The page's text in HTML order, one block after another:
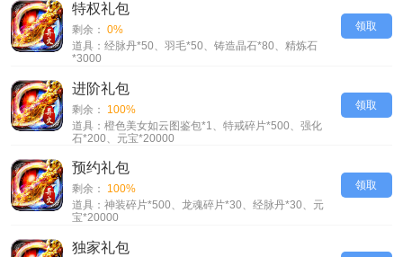
-结合了神器，切割，打金等玩法，剧情丰富有搞头，技能特效有讲究
【热血千刀斩-独家老板服】VIP介绍
领取
特权礼包
剩余： 0%
道具：经脉丹*50、羽毛*50、铸造晶石*80、精炼石
*3000
领取
进阶礼包
剩余：
100%
道具：橙色美女如云图鉴包*1、特戒碎片*500、强化
石*200、元宝*20000
领取
预约礼包
剩余：
100%
道具：神装碎片*500、龙魂碎片*30、经脉丹*30、元
宝*20000
独家礼包